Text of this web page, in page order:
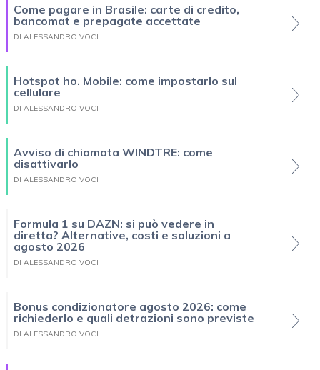
Come pagare in Brasile: carte di credito,
bancomat e prepagate accettate
DI ALESSANDRO VOCI
Hotspot ho. Mobile: come impostarlo sul
cellulare
DI ALESSANDRO VOCI
Avviso di chiamata WINDTRE: come
disattivarlo
DI ALESSANDRO VOCI
Formula 1 su DAZN: si può vedere in
diretta? Alternative, costi e soluzioni a
agosto 2026
DI ALESSANDRO VOCI
Bonus condizionatore agosto 2026: come
richiederlo e quali detrazioni sono previste
DI ALESSANDRO VOCI